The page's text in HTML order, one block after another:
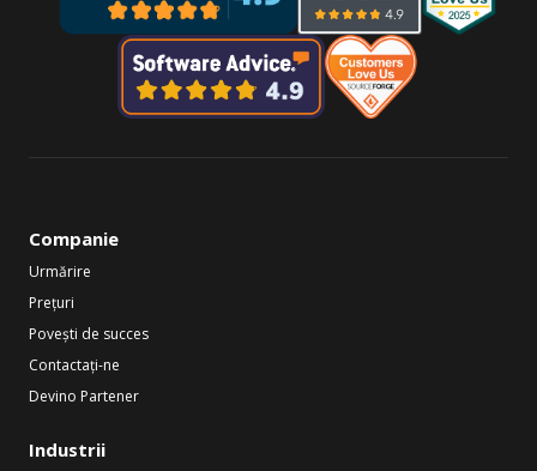
Companie
Urmărire
Prețuri
Povești de succes
Contactați-ne
Devino Partener
Industrii